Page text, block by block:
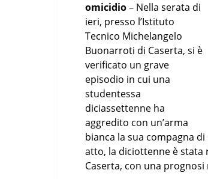
omicidio– Nella serata di
ieri, presso l’Istituto
Tecnico Michelangelo
Buonarroti di Caserta, si è
verificato un grave
episodio in cui una
studentessa
diciassettenne ha
aggredito con un’arma
bianca la sua compagna
atto, la diciottenne è stata
Caserta, con una prognosi